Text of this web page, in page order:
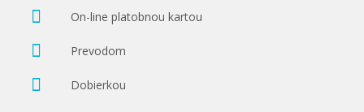
On-line platobnou kartou
Prevodom
Dobierkou